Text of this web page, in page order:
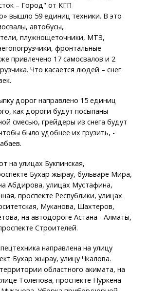
– Город" от КГП
вышло 59 единиц техники. В это
автобусы,
плужнощеточники, МТЗ,
фронтальные
привлечено 17 самосвалов и 2
Что касается людей – снег
дорог направлено 15 единиц
как дороги будут посыпаны
смесью, грейдеры из снега будут
было удобнее их грузить, -
на улицах Букпинская,
Бухар жырау, бульваре Мира,
Абдирова, улицах Мустафина,
проспекте Республики, улицах
Муканова, Шахтеров,
на автодороге Астана - Алматы,
Строителей.
направлена на улицу
Бухар жырау, улицу Чкалова.
областного акимата, на
Толепова, проспекте Нуркена